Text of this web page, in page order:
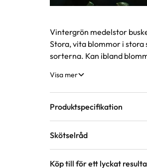
Vintergrön medelstor
Stora, vita blommor i
sorterna. Kan ibland
Visa mer
Produktspecifikation
Krukstorlek
Skötselråd
Köp till för ett lyckat